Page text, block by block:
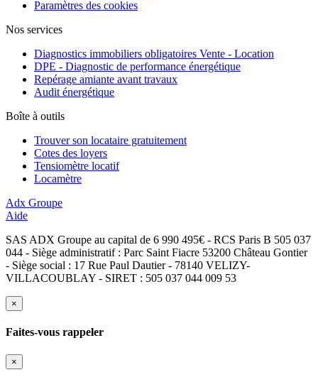
Paramètres des cookies
Nos services
Diagnostics immobiliers obligatoires Vente - Location
DPE - Diagnostic de performance énergétique
Repérage amiante avant travaux
Audit énergétique
Boîte à outils
Trouver son locataire gratuitement
Cotes des loyers
Tensiomètre locatif
Locamètre
Adx Groupe
Aide
SAS ADX Groupe au capital de 6 990 495€ - RCS Paris B 505 037
044 - Siège administratif : Parc Saint Fiacre 53200 Château Gontier
- Siège social : 17 Rue Paul Dautier - 78140 VELIZY-
VILLACOUBLAY - SIRET : 505 037 044 009 53
×
Faites-vous rappeler
×